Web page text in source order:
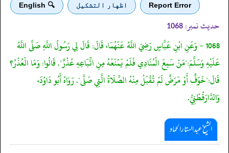
Report Error اظهار التشكيل 🔍 English
حدیث نمبر: 1068
1068 - وَعَنِ ابْنِ عَبَّاسٍ رَضِيَ اللَّهُ عَنْهُمَا، قَالَ: قَالَ لِي رَسُولُ اللَّهِ صَلَّى اللَّهُ
عَلَيْهِ وَسَلَّمَ:"مَنْ سَمِعَ الْمُنَادِي فَلَمْ يَمْنَعْهُ مِنِ اتِّبَاعِهِ عُذْرٌ". قَالُوا: وَمَا الْعُذْرُ؟
قَالَ:"خَوْفٌ أَوْ مَرَضٌ لَمْ تُقْبَلْ مِنْهُ الصَّلَاةُ الَّتِي صَلَّى". رَوَاهُ أَبُو دَاوُدَ،
وَالدَّارَقُطْنِيُّ.
الشیخ عبدالستار الحماد